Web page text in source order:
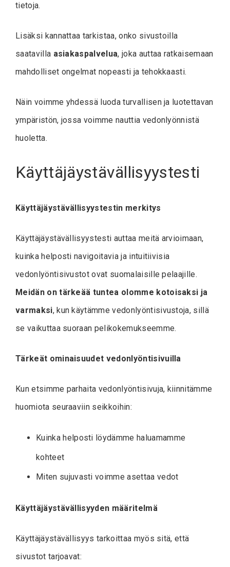
tietoja.
Lisäksi kannattaa tarkistaa, onko sivustoilla
saatavilla asiakaspalvelua, joka auttaa ratkaisemaan
mahdolliset ongelmat nopeasti ja tehokkaasti.
Näin voimme yhdessä luoda turvallisen ja luotettavan
ympäristön, jossa voimme nauttia vedonlyönnistä
huoletta.
Käyttäjäystävällisyystesti
Käyttäjäystävällisyystestin merkitys
Käyttäjäystävällisyystesti auttaa meitä arvioimaan,
kuinka helposti navigoitavia ja intuitiivisia
vedonlyöntisivustot ovat suomalaisille pelaajille.
Meidän on tärkeää tuntea olomme kotoisaksi ja
varmaksi, kun käytämme vedonlyöntisivustoja, sillä
se vaikuttaa suoraan pelikokemukseemme.
Tärkeät ominaisuudet vedonlyöntisivuilla
Kun etsimme parhaita vedonlyöntisivuja, kiinnitämme
huomiota seuraaviin seikkoihin:
Kuinka helposti löydämme haluamamme
kohteet
Miten sujuvasti voimme asettaa vedot
Käyttäjäystävällisyyden määritelmä
Käyttäjäystävällisyys tarkoittaa myös sitä, että
sivustot tarjoavat: